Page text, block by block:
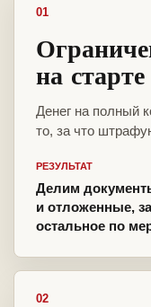
01
на старте
Денег на полный
то, за что
РЕЗУЛЬТАТ
Делим
и отложенные,
остальное по
02